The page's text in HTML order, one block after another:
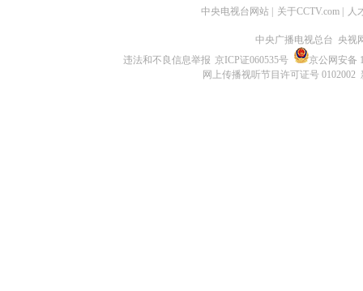
中央电视台网站 关于CCTV.com 人
中央广播电视总台 央视
违法和不良信息举报 京ICP证060535号
京公网安备
网上传播视听节目许可证号 0102002